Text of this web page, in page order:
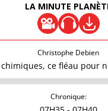
LA MINUTE
Christophe Debien
ce fléau pour
Chronique: